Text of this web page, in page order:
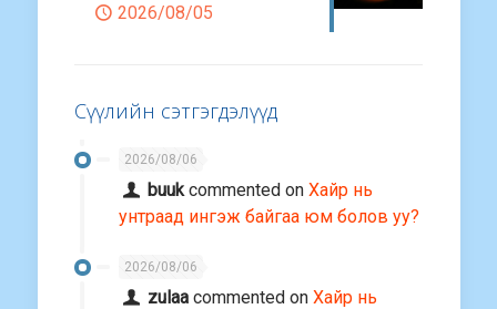
2026/08/05
Сүүлийн сэтгэгдэлүүд
2026/08/06
buukcommented onХайр нь
унтраад ингэж байгаа юм болов уу?
2026/08/06
zulaa commented onХайр нь